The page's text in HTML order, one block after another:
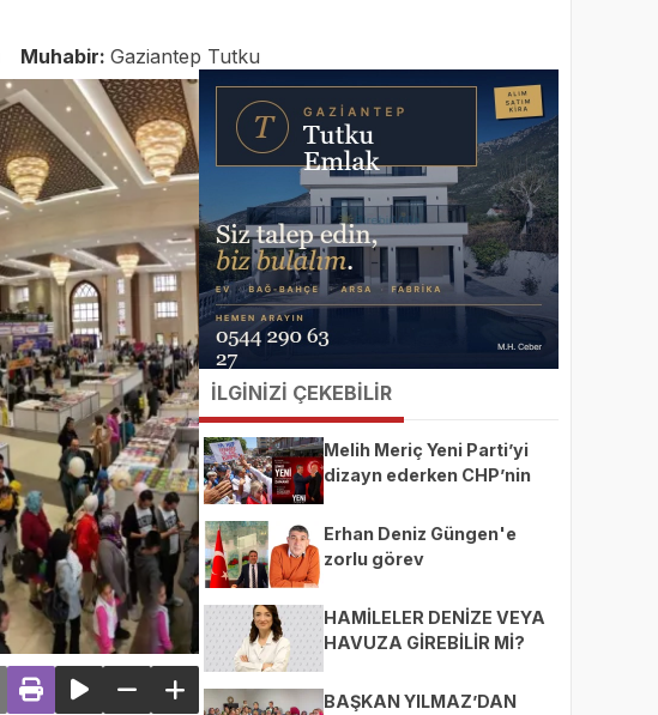
Muhabir: Gaziantep Tutku
İLGİNİZİ ÇEKEBİLİR
Melih Meriç Yeni Parti’yi
dizayn ederken CHP’nin
Erhan Deniz Güngen'e
zorlu görev
HAMİLELER DENİZE VEYA
HAVUZA GİREBİLİR Mİ?
BAŞKAN YILMAZ’DAN